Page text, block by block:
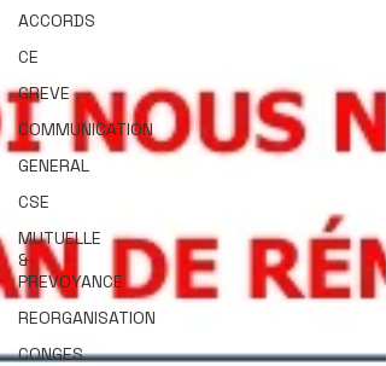
ACCORDS
CE
GREVE
COMMUNICATION
GENERAL
CSE
MUTUELLE
&
PREVOYANCE
REORGANISATION
CONGES